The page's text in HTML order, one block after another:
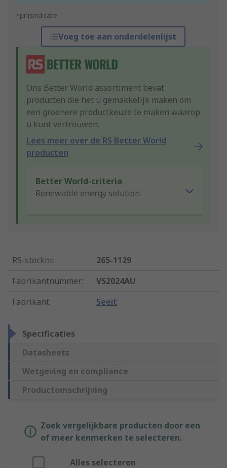
*prijsindicatie
Voeg toe aan onderdelenlijst
Ons Better World assortiment bevat
producten die het u gemakkelijk maken om
een groenere productkeuze te maken waarop
u kunt vertrouwen.
Lees meer over de RS Better World
producten
Better World-criteria
Renewable energy solution
RS-stocknr.:
265-1129
Fabrikantnummer:
VS2024AU
Fabrikant: Seeit
Specificaties
Datasheets
Wetgeving en compliance
Productomschrijving
Zoek vergelijkbare producten door een
of meer kenmerken te selecteren.
Alles selecteren